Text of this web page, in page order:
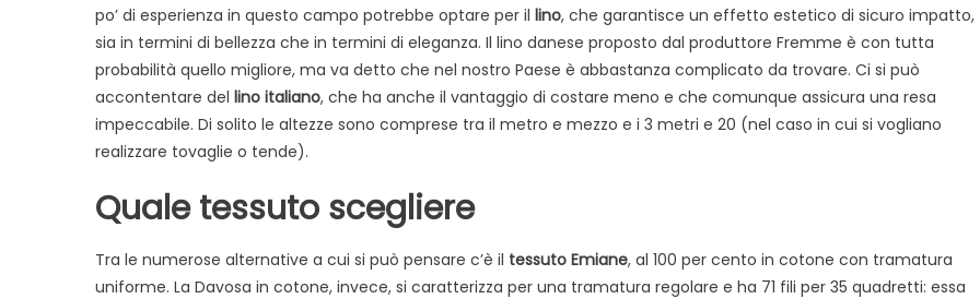
po’ di esperienza in questo campo potrebbe optare per il lino, che garantisce un effetto estetico di sicuro impatto,
sia in termini di bellezza che in termini di eleganza. Il lino danese proposto dal produttore Fremme è con tutta
probabilità quello migliore, ma va detto che nel nostro Paese è abbastanza complicato da trovare. Ci si può
accontentare del lino italiano, che ha anche il vantaggio di costare meno e che comunque assicura una resa
impeccabile. Di solito le altezze sono comprese tra il metro e mezzo e i 3 metri e 20 (nel caso in cui si vogliano
realizzare tovaglie o tende).
Quale tessuto scegliere
Tra le numerose alternative a cui si può pensare c’è il tessuto Emiane, al 100 per cento in cotone con tramatura
uniforme. La Davosa in cotone, invece, si caratterizza per una tramatura regolare e ha 71 fili per 35 quadretti: essa